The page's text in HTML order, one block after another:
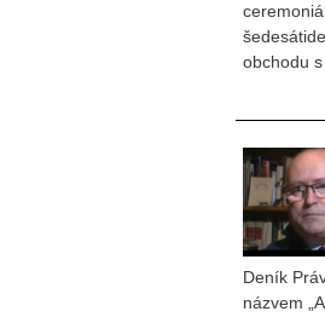
obchodu
Deník
názvem